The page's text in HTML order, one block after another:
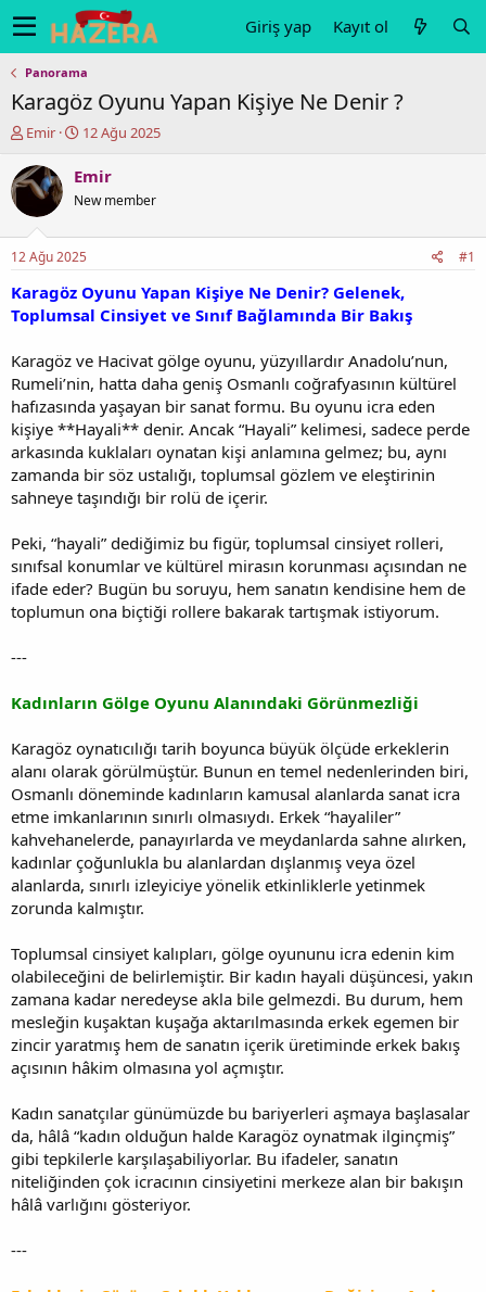
Giriş yap Kayıt ol
Panorama
Karagöz Oyunu Yapan Kişiye Ne Denir ?
K
n
u
y
b
a
ş
a
a
n
Emir
B
ş
a
g
ı
ç
a
i
h
i
12 Ağu 2025
Emir
New member
12 Ağu 2025 #1
Karagöz Oyunu Yapan Kişiye Ne Denir? Gelenek,
Toplumsal Cinsiyet ve Sınıf Bağlamında Bir Bakış
Karagöz ve Hacivat gölge oyunu, yüzyıllardır Anadolu’nun,
Rumeli’nin, hatta daha geniş Osmanlı coğrafyasının kültürel
hafızasında yaşayan bir sanat formu. Bu oyunu icra eden
kişiye **Hayali** denir. Ancak “Hayali” kelimesi, sadece perde
arkasında kuklaları oynatan kişi anlamına gelmez; bu, aynı
zamanda bir söz ustalığı, toplumsal gözlem ve eleştirinin
sahneye taşındığı bir rolü de içerir.
Peki, “hayali” dediğimiz bu figür, toplumsal cinsiyet rolleri,
sınıfsal konumlar ve kültürel mirasın korunması açısından ne
ifade eder? Bugün bu soruyu, hem sanatın kendisine hem de
toplumun ona biçtiği rollere bakarak tartışmak istiyorum.
---
Kadınların Gölge Oyunu Alanındaki Görünmezliği
Karagöz oynatıcılığı tarih boyunca büyük ölçüde erkeklerin
alanı olarak görülmüştür. Bunun en temel nedenlerinden biri,
Osmanlı döneminde kadınların kamusal alanlarda sanat icra
etme imkanlarının sınırlı olmasıydı. Erkek “hayaliler”
kahvehanelerde, panayırlarda ve meydanlarda sahne alırken,
kadınlar çoğunlukla bu alanlardan dışlanmış veya özel
alanlarda, sınırlı izleyiciye yönelik etkinliklerle yetinmek
zorunda kalmıştır.
Toplumsal cinsiyet kalıpları, gölge oyununu icra edenin kim
olabileceğini de belirlemiştir. Bir kadın hayali düşüncesi, yakın
zamana kadar neredeyse akla bile gelmezdi. Bu durum, hem
mesleğin kuşaktan kuşağa aktarılmasında erkek egemen bir
zincir yaratmış hem de sanatın içerik üretiminde erkek bakış
açısının hâkim olmasına yol açmıştır.
Kadın sanatçılar günümüzde bu bariyerleri aşmaya başlasalar
da, hâlâ “kadın olduğun halde Karagöz oynatmak ilginçmiş”
gibi tepkilerle karşılaşabiliyorlar. Bu ifadeler, sanatın
niteliğinden çok icracının cinsiyetini merkeze alan bir bakışın
hâlâ varlığını gösteriyor.
---